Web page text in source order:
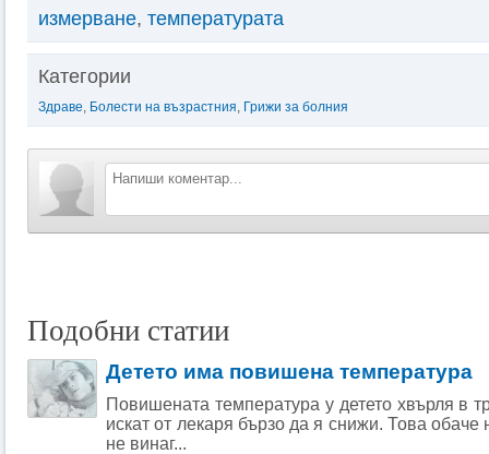
измерване, температурата
Категории
Здраве, Болести на възрастния, Грижи за болния
Подобни статии
Детето има повишена температура
Повишената температура у детето хвърля в
искат от лекаря бързо да я снижи. Това
не винаг...